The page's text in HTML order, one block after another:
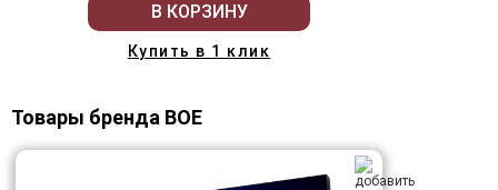
В КОРЗИНУ
Купить в 1 клик
Товары бренда BOE